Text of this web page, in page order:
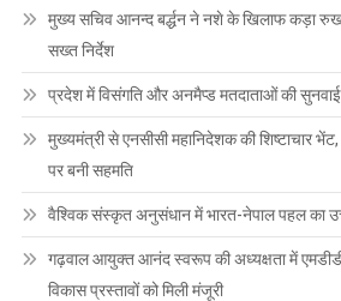
मुख्य सचिव आनन्द बर्द्धन ने नशे के खिलाफ कड़ा रुख
सख्त निर्देश
प्रदेश में विसंगति और अनमैप्ड मतदाताओं की
मुख्यमंत्री से एनसीसी महानिदेशक की शिष्टाचार भेंट,
पर बनी सहमति
वैश्विक संस्कृत अनुसंधान में भारत-नेपाल पहल का
गढ़वाल आयुक्त आनंद स्वरूप की अध्यक्षता में
विकास प्रस्तावों को मिली मंजूरी